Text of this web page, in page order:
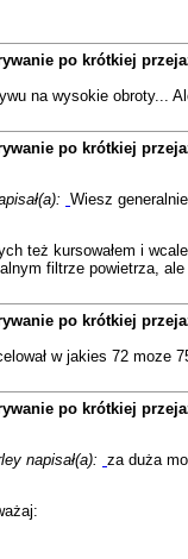
po krótkiej
na wysokie
po krótkiej
Wiesz
też kursowałem i
filtrze powietrza,
po krótkiej
w jakies 72 moze
po krótkiej
napisał(a): za duża